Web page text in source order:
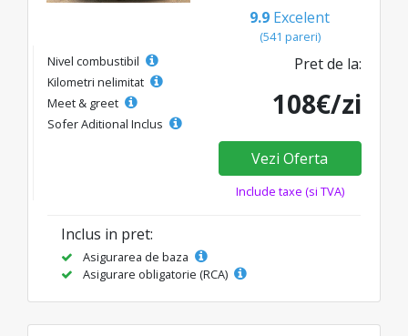
9.9 Excelent
(541 pareri)
Nivel combustibil
Kilometri nelimitat
Meet & greet
Sofer Aditional Inclus
Pret de la:
108€/zi
Vezi Oferta
Include taxe (si TVA)
Inclus in pret:
Asigurarea de baza
Asigurare obligatorie (RCA)